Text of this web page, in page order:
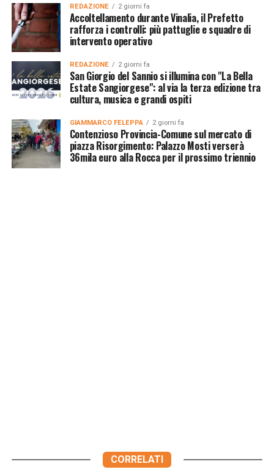
REDAZIONE 2 giorni fa
Accoltellamento durante Vinalia, il Prefetto
rafforza i controlli: più pattuglie e squadre di
intervento operativo
REDAZIONE 2 giorni fa
San Giorgio del Sannio si illumina con "La Bella
Estate Sangiorgese": al via la terza edizione tra
cultura, musica e grandi ospiti
GIAMMARCO FELEPPA 2 giorni fa
Contenzioso Provincia-Comune sul mercato di
piazza Risorgimento: Palazzo Mosti verserà
36mila euro alla Rocca per il prossimo triennio
CORRELATI